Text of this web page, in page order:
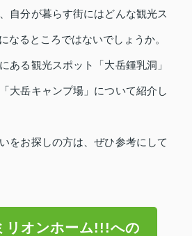
自分が暮らす街にはどんな観光ス
なるところではないでしょうか。
ある観光スポット「大岳鍾乳洞」
大岳キャンプ場」について紹介し
をお探しの方は、ぜひ参考にして
リオンホーム!!!への